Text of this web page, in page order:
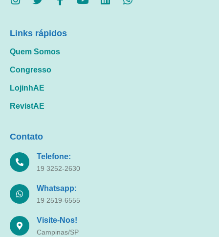
Links rápidos
Quem Somos
Congresso
LojinhAE
RevistAE
Contato
Telefone:
19 3252-2630
Whatsapp:
19 2519-6555
Visite-Nos!
Campinas/SP